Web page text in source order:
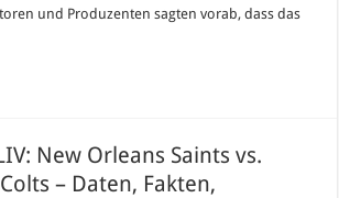
Staffeln
und Produzenten sagten vorab, dass das
New Orleans Saints vs.
– Daten, Fakten,